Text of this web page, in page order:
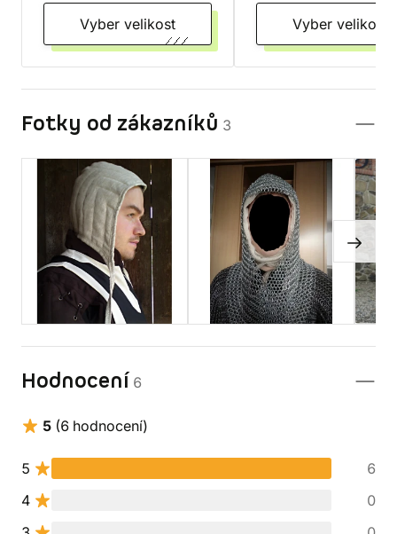
Vyber velikost Vyber velikost
Fotky od zákazníků 3
Hodnocení 6
5 (6 hodnocení)
5
6
4
0